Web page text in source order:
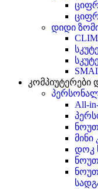
დიდი
კომპიუტერები
All-
მინი
დოკ